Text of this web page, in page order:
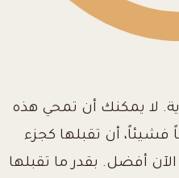
لا يمكنك أن تمحي هذه
فشيئاً، أن تقبلها كجزء
أفضل. بقدر ما تقبلها